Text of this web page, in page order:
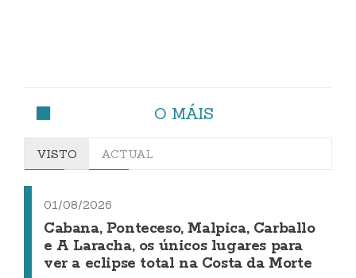
O MÁIS
VISTO ACTUAL
01/08/2026
Cabana, Ponteceso, Malpica, Carballo
e A Laracha, os únicos lugares para
ver a eclipse total na Costa da Morte